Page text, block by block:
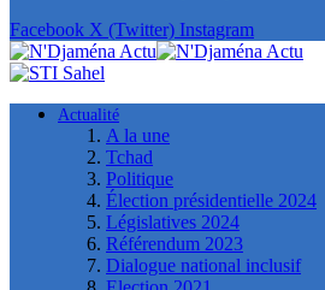
Facebook X (Twitter) Instagram
Actualité
A la une
Tchad
Politique
Élection présidentielle 2024
Législatives 2024
Référendum 2023
Dialogue national inclusif